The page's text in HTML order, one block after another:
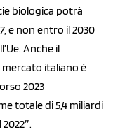
biologica potrà
e non entro il 2030
Anche il
italiano è
2023
totale di 5,4 miliardi